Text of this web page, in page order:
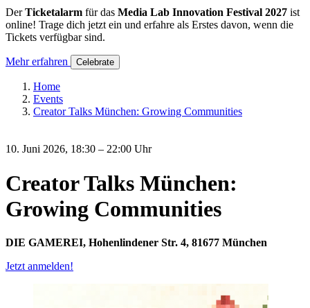
DerTicketalarm für das Media Lab Innovation Festival 2027 ist
online! Trage dich jetzt ein und erfahre als Erstes davon, wenn die
Tickets verfügbar sind.
Mehr erfahren Celebrate
Home
Events
Creator Talks München: Growing Communities
10. Juni 2026, 18:30 – 22:00 Uhr
Creator Talks München:
Growing Communities
DIE GAMEREI, Hohenlindener Str. 4, 81677 München
Jetzt anmelden!